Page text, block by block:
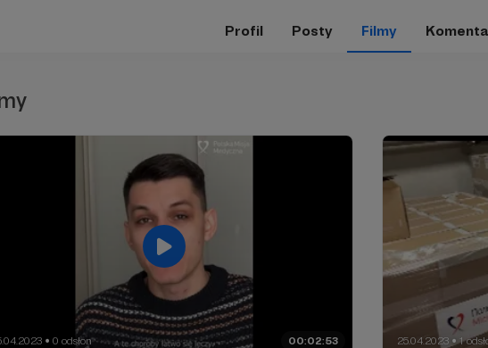
Profil Posty Filmy
00:02:53
● 0 odsłon 25.04.2023 ● 1